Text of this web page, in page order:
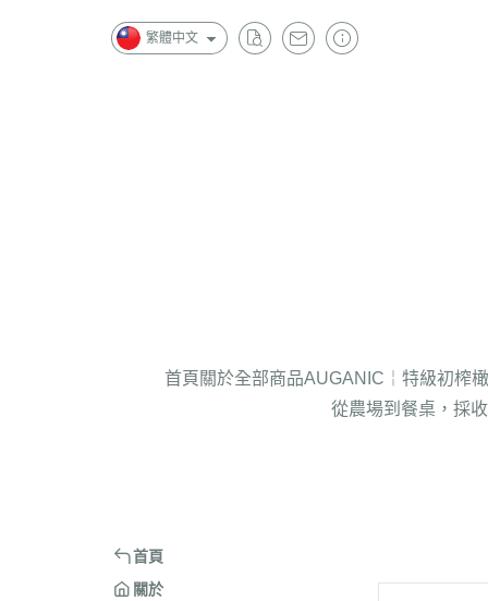
繁體中文
首頁 關於全部商品AUGANIC￤特級初榨
從農場到餐桌，採
首頁
關於